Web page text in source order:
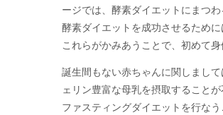
ージでは、酵素ダイエットにまつ
酵素ダイエットを成功させるため
これらがかみあうことで、初めて
誕生間もない赤ちゃんに関しまし
ェリン豊富な母乳を摂取することが
ファスティングダイエットを行な